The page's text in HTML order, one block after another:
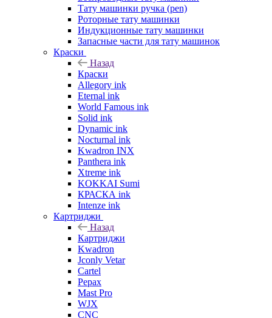
Тату машинки ручка (pen)
Роторные тату машинки
Индукционные тату машинки
Запасные части для тату машинок
Краски
Назад
Краски
Allegory ink
Eternal ink
World Famous ink
Solid ink
Dynamic ink
Nocturnal ink
Kwadron INX
Panthera ink
Xtreme ink
KOKKAI Sumi
КРАСКА ink
Intenze ink
Картриджи
Назад
Картриджи
Kwadron
Jconly Vetar
Cartel
Pepax
Mast Pro
WJX
CNC